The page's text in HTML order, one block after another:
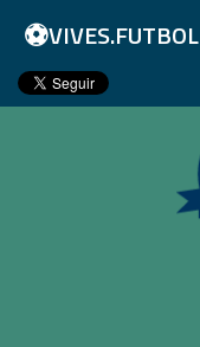
⚽VIVES.FUTBOL
Inicio